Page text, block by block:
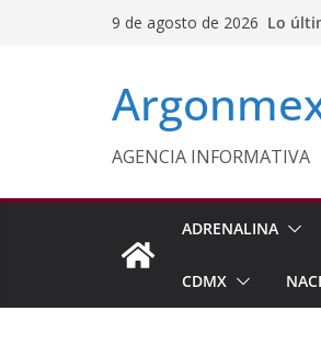
9 de agosto de 2026 Lo
AGENCIA INFORMATIVA
ADRENALINA
CDMX